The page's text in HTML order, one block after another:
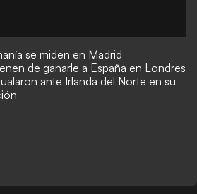
se miden en Madrid
de ganarle a España en Londres
ante Irlanda del Norte en su